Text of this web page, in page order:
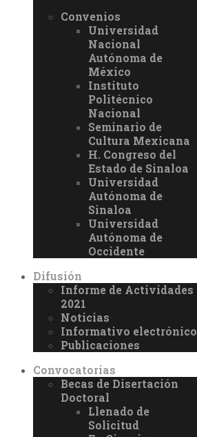
Convenios
Universidad
Nacional
Autónoma de
México
Instituto
Politécnico
Nacional
Seminario de
Cultura Mexicana
H. Congreso del
Estado de Sinaloa
Universidad
Autónoma de
Sinaloa
Universidad
Autónoma de
Occidente
Difusión
Informe de Actividades
2021
Noticias
Informativo electrónico
Publicaciones
Convocatorias
Becas de Disertación
Doctoral
Llenado de
Solicitud